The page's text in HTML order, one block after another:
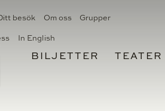
BILJETTER TEATER
besök Om oss
Grupper
In English